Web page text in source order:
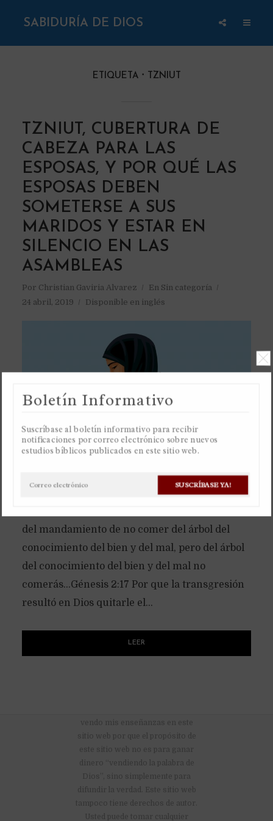
SABIDURÍA DE DIOS
ETIQUETA TZNIUT
TZNIUT, CUBERTURA DE
CABEZA PARA LAS
ESPOSAS, Y POR QUÉ LAS
ESPOSAS DEBEN
SOMETERSE A SUS
MARIDOS Y ESTAR EN
SILENCIO EN LAS
ASAMBLEAS
Por Christian Gaviria Alvarez En Sin categoría
24 abril, 2019
Disponible en inglés
Lo que trajo la muerte al hombre no fue comer
del fruto del árbol del conocimiento del bien y
del mal, por que era un árbol del conocimiento,
del mandamiento de no comer del árbol del
conocimiento del bien y del mal, pero del árbol
del conocimiento del bien y del mal no
comerás…Génesis 2:17 Por que la transgresión
resultó en Dios quitarle el...
LEER
vendo mis enseñanzas en este
sitio web por que el propósito de
este sitio web no es para ganar
dinero “vendiendo la palabra de
Dios”, sino simplemente para
difundir la verdad. Este sitio web
tampoco tiene derechos de autor.
Usted puede tomar cualquier
SUSCRÍBASE YA!
Boletín Informativo
Suscríbase al boletín informativo para recibir
notificaciones por correo electrónico sobre nuevos
estudios bíblicos publicados en este sitio web.